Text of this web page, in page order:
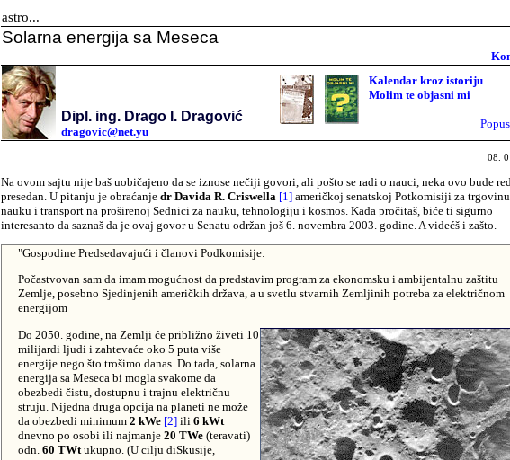
astro...
Solarna energija sa Meseca
Dipl. ing. Drago I. Dragović
dragovic@net.yu
Kalendar kroz istoriju
Molim te objasni mi
08.
Na ovom sajtu nije baš uobičajeno da se iznose nečiji govori, ali pošto se radi o nauci, neka ovo bude
presedan. U pitanju je obraćanje dr Davida R. Criswella [1] američkoj senatskoj Potkomisiji za trgovinu,
nauku i transport na proširenoj Sednici za nauku, tehnologiju i kosmos. Kada pročitaš, biće ti sigurno
interesanto da saznaš da je ovaj govor u Senatu održan još 6. novembra 2003. godine. A videćš i zašto.
"Gospodine Predsedavajući i članovi Podkomisije:
Počastvovan sam da imam mogućnost da predstavim program za ekonomsku i ambijentalnu zaštitu
Zemlje, posebno Sjedinjenih američkih država, a u svetlu stvarnih Zemljinih potreba za električnom
energijom
Do 2050. godine, na Zemlji će približno živeti 10
milijardi ljudi i zahtevaće oko 5 puta više
energije nego što trošimo danas. Do tada, solarna
energija sa Meseca bi mogla svakome da
obezbedi čistu, dostupnu i trajnu električnu
struju. Nijedna druga opcija na planeti ne može
da obezbedi minimum 2 kWe [2] ili 6 kWt
dnevno po osobi ili najmanje 20 TWe (teravati)
odn. 60 TWt ukupno. (U cilju diSkusije,